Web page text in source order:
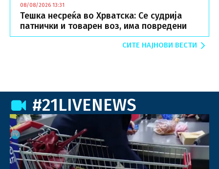
08/08/2026 13:31
Тешка несреќа во Хрватска: Се судрија
патнички и товарен воз, има повредени
СИТЕ НАЈНОВИ ВЕСТИ
#21LIVENEWS